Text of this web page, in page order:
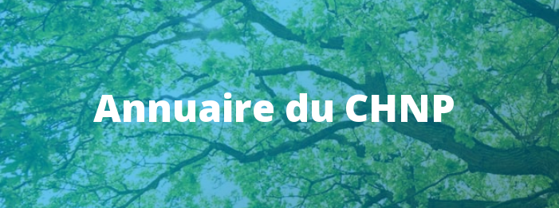
Annuaire du CHNP